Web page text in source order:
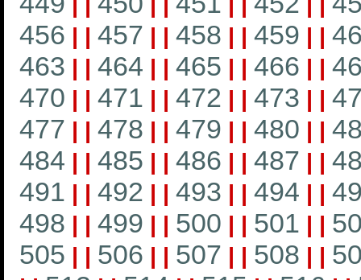
456 | | 457 | | 458 | | 459 | |
463 | | 464 | | 465 | | 466 | |
470 | | 471 | | 472 | | 473 | |
477 | | 478 | | 479 | | 480 | |
484 | | 485 | | 486 | | 487 | |
491 | | 492 | | 493 | | 494 | |
498 | | 499 | | 500 | | 501 | |
505 | | 506 | | 507 | | 508 | |